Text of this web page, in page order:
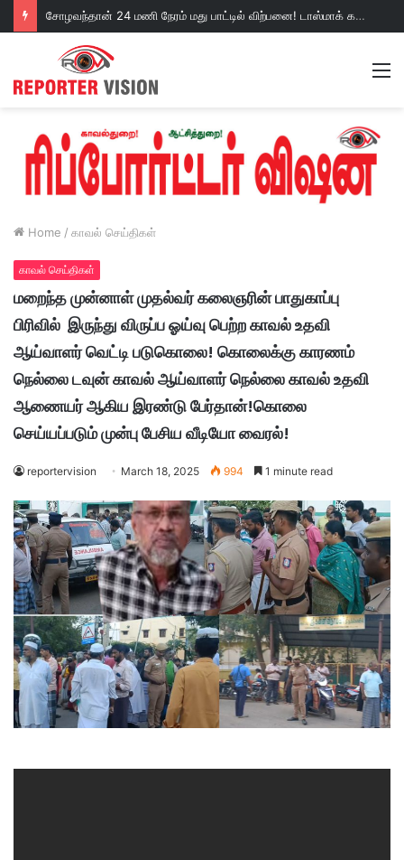
சோழவந்தான் 24 மணி நேரம் மது பாட்டில் விற்பனை! டாஸ்மாக் கடையை அகற்றக்கோரி பெண்கள் முற்றுகை போராட்டம்!https://youtu.be/y9p916tqOMs?si=p7N7Qbivb3WsTj2W
Home / காவல் செய்திகள்
காவல் செய்திகள்
மறைந்த முன்னாள் முதல்வர் கலைஞரின் பாதுகாப்பு
பிரிவில் இருந்து விருப்ப ஓய்வு பெற்ற காவல் உதவி
ஆய்வாளர் வெட்டி படுகொலை! கொலைக்கு காரணம்
நெல்லை டவுன் காவல் ஆய்வாளர் நெல்லை காவல் உதவி
ஆணையர் ஆகிய இரண்டு பேர்தான்!கொலை
செய்யப்படும் முன்பு பேசிய வீடியோ வைரல்!
reportervision March 18, 2025 994 1 minute read